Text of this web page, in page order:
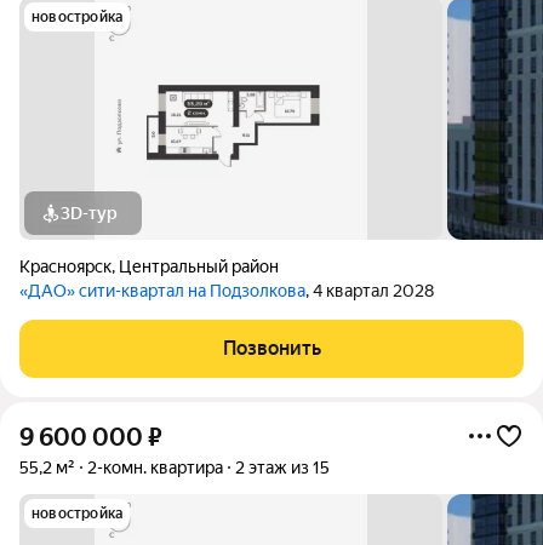
новостройка
3D-тур
Красноярск, Центральный район
«ДАО» сити-квартал на Подзолкова, 4 квартал 2028
Позвонить
9 600 000 ₽
55,2 м² 2-комн. квартира 2 этаж из 15
новостройка